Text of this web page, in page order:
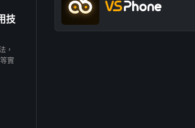
技
，
實